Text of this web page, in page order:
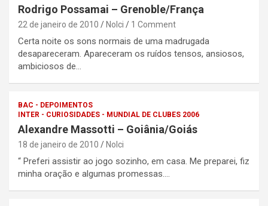
Rodrigo Possamai – Grenoble/França
22 de janeiro de 2010 Nolci 1 Comment
Certa noite os sons normais de uma madrugada
desapareceram. Apareceram os ruídos tensos, ansiosos,
ambiciosos de…
BAC - DEPOIMENTOS
INTER - CURIOSIDADES - MUNDIAL DE CLUBES 2006
Alexandre Massotti – Goiânia/Goiás
18 de janeiro de 2010 Nolci
“ Preferi assistir ao jogo sozinho, em casa. Me preparei, fiz
minha oração e algumas promessas.…